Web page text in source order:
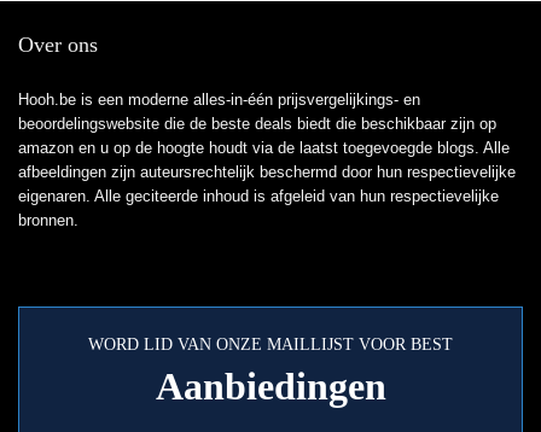
Over ons
Hooh.be is een moderne alles-in-één prijsvergelijkings- en
beoordelingswebsite die de beste deals biedt die beschikbaar zijn op
amazon en u op de hoogte houdt via de laatst toegevoegde blogs. Alle
afbeeldingen zijn auteursrechtelijk beschermd door hun respectievelijke
eigenaren. Alle geciteerde inhoud is afgeleid van hun respectievelijke
bronnen.
WORD LID VAN ONZE MAILLIJST VOOR BEST
Aanbiedingen